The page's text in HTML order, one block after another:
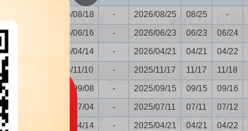
2026/08/18 - 2026/08/25 08/25 -
2026/06/16 - 2026/06/23 06/23 06/24
2026/04/14 - 2026/04/21 04/21 04/22
2025/11/10 - 2025/11/17 11/17 11/18
2025/09/08 - 2025/09/15 09/15 09/16
2025/07/04 - 2025/07/11 07/11 07/12
2025/04/14 - 2025/04/21 04/21 04/22